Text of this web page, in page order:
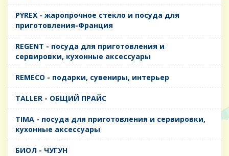
PYREX - жаропрочное стекло и посуда для
приготовления-Франция
REGENT - посуда для приготовления и
сервировки, кухонные аксессуары
REMECO - подарки, сувениры, интерьер
TALLER - ОБЩИЙ ПРАЙС
TIMA - посуда для приготовления и сервировки,
кухонные аксессуары
БИОЛ - ЧУГУН